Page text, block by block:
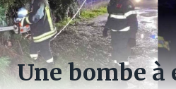
Une bombe à